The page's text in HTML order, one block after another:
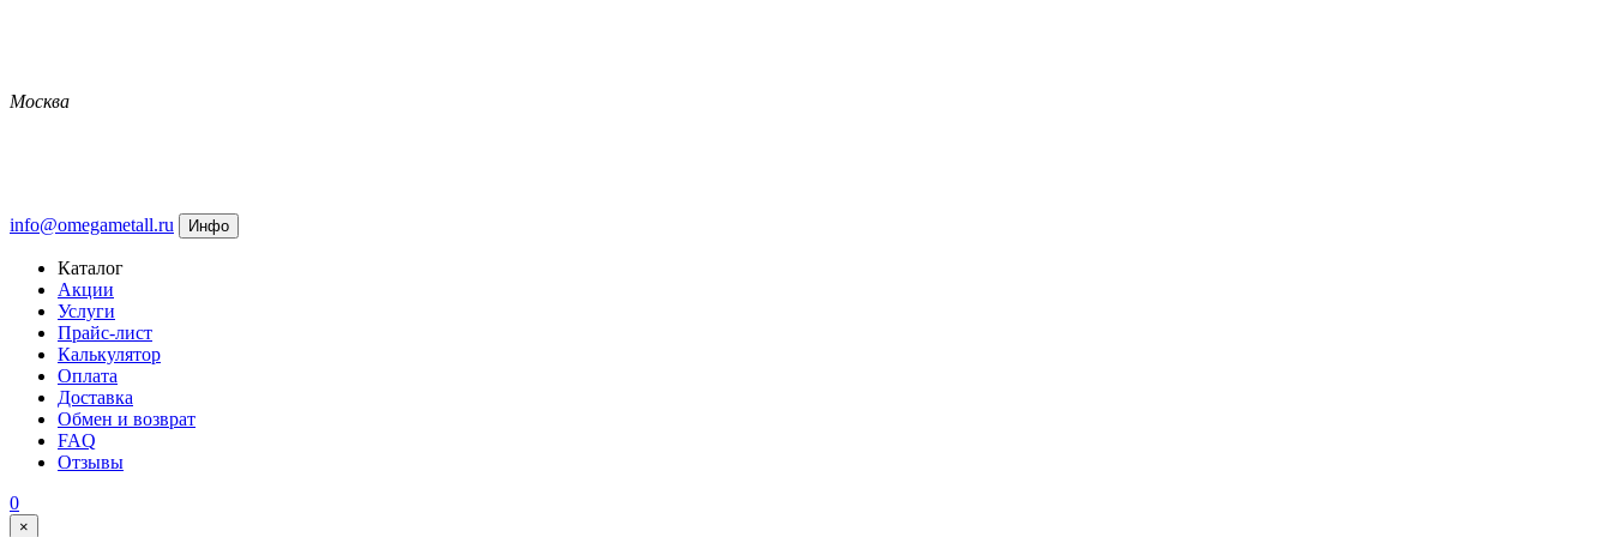
Москва
info@omegametall.ru Инфо
Каталог
Акции
Услуги
Прайс-лист
Калькулятор
Оплата
Доставка
Обмен и возврат
FAQ
Отзывы
0
×